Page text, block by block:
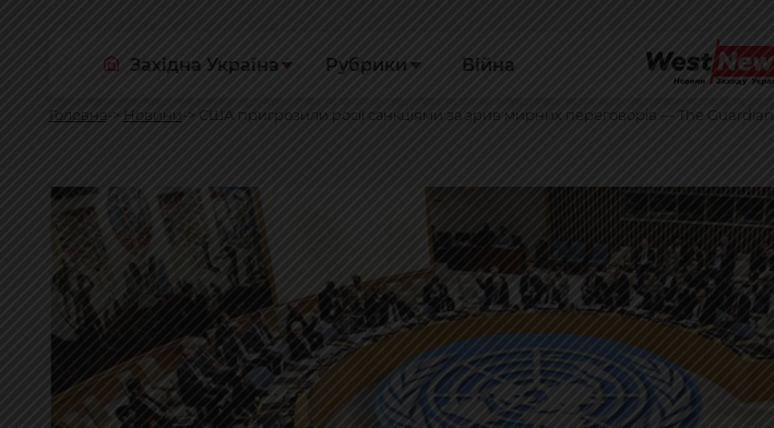
Західна Україна Рубрики Війна
Головна Новини США пригрозили росії санкціями за зрив мирних переговорів — The Guardian